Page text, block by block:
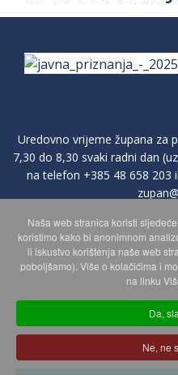
Uredovno vrijeme župana za
7,30 do 8,30 svaki radni dan
na telefon +385 48 658 203
POLITIKA ZAŠTITE
Copyright © 2026
Naša web stranica koristi
koristimo kako bi anonimnom
li iskustvo korištenja naše web
poboljšamo). Više o kolačićima i
na linku
Da,
Ne, ne